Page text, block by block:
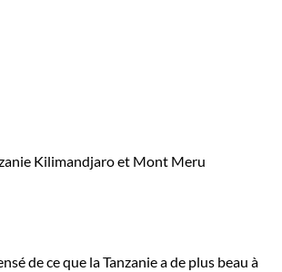
de ce que la Tanzanie a de plus beau à